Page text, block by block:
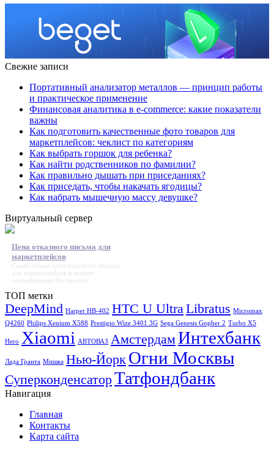
Свежие записи
Портативный анализатор металлов — принцип работы
и практическое применение
Финансовая аналитика в e-commerce: какие показатели
важны
Как подготовить качественные фото товаров для
маркетплейсов: чеклист по категориям
Как выбрать горшок для ребенка?
Как найти родственников по фамилии?
Как правильно дышать при приседаниях?
Как приседать, чтобы накачать ягодицы?
Как набрать мышечную массу девушке?
Виртуальный сервер
Цена отказного письма для
маркетплейсов
Самая низкая цена отказного письма
для маркетплейсов в центре
сертификации Роспромтес
ТОП метки
DeepMind Harper HB-402 HTC U UltraLibratus Micromax
Q4260 Philips Xenium X588 Prestigio Wize 3401 3G Sega Genesis Gopher 2 Turbo X5
Hero Xiaomi АВТОВАЗ АмстердамИнтехбанк
Лада Гранта Мишка Нью-Йорк Огни Москвы
СуперконденсаторТатфондбанк
Навигация
Главная
Контакты
Карта сайта